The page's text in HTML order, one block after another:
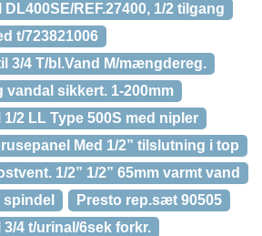
REF.27400, 1/2 tilgang
t/723821006
3/4 T/bl.Vand M/mængdereg.
vandal sikkert. 1-200mm
2 LL Type 500S med nipler
Med 1/2” tilslutning i top
1/2” 1/2” 65mm varmt vand
Presto rep.sæt 90505
4 t/urinal/6sek forkr.